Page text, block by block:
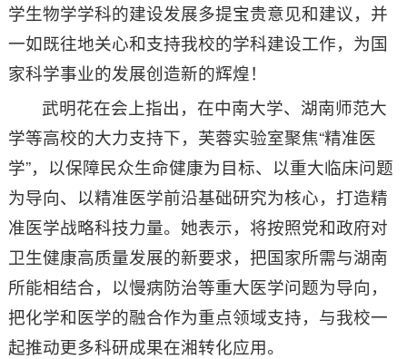
学生物学学科的建设发展多提宝贵意见和建议，并
一如既往地关心和支持我校的学科建设工作，为国
家科学事业的发展创造新的辉煌！
武明花在会上指出，在中南大学、湖南师范大
学等高校的大力支持下，芙蓉实验室聚焦“精准医
学”，以保障民众生命健康为目标、以重大临床问题
为导向、以精准医学前沿基础研究为核心，打造精
准医学战略科技力量。她表示，将按照党和政府对
卫生健康高质量发展的新要求，把国家所需与湖南
所能相结合，以慢病防治等重大医学问题为导向，
把化学和医学的融合作为重点领域支持，与我校一
起推动更多科研成果在湘转化应用。